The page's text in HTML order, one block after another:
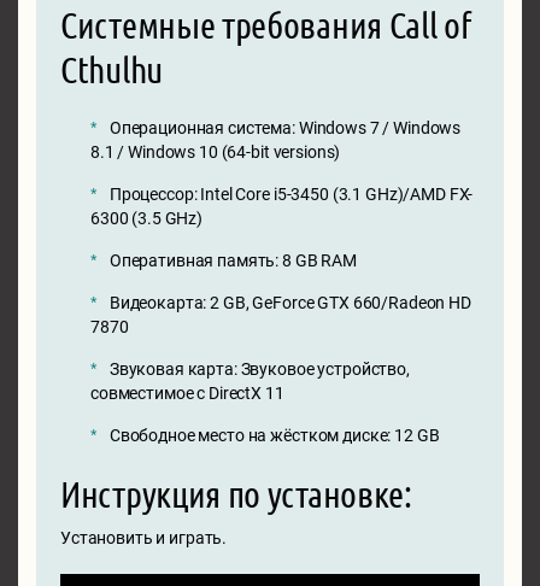
Системные требования Call of
Cthulhu
Операционная система: Windows 7 / Windows
8.1 / Windows 10 (64-bit versions)
Процессор: Intel Core i5-3450 (3.1 GHz)/AMD FX-
6300 (3.5 GHz)
Оперативная память: 8 GB RAM
Видеокарта: 2 GB, GeForce GTX 660/Radeon HD
7870
Звуковая карта: Звуковое устройство,
совместимое с DirectX 11
Свободное место на жёстком диске: 12 GB
Инструкция по установке:
Установить и играть.